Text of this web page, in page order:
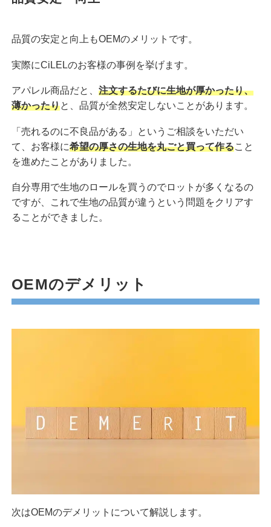
品質の安定と向上もOEMのメリットです。
実際にCiLELのお客様の事例を挙げます。
アパレル商品だと、 注文するたびに生地が厚かったり、
薄かったりと、品質が全然安定しないことがあります。
「売れるのに不良品がある」というご相談をいただい
て、お客様に希望の厚さの生地を丸ごと買って作ること
を進めたことがありました。
自分専用で生地のロールを買うのでロットが多くなるの
ですが、これで生地の品質が違うという問題をクリアす
ることができました。
OEMのデメリット
次はOEMのデメリットについて解説します。